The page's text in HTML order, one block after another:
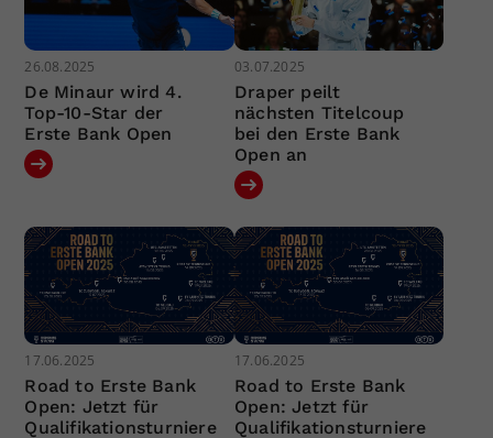
26.08.2025
De Minaur wird 4.
Top-10-Star der
Erste Bank Open
03.07.2025
Draper peilt
nächsten Titelcoup
bei den Erste Bank
Open an
17.06.2025
Road to Erste Bank
Open: Jetzt für
Qualifikationsturniere
17.06.2025
Road to Erste Bank
Open: Jetzt für
Qualifikationsturniere